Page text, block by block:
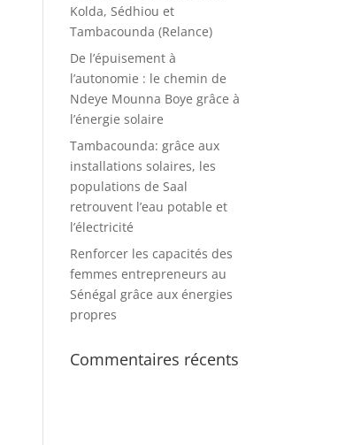
Kolda, Sédhiou et
Tambacounda (Relance)
De l’épuisement à
l’autonomie : le chemin de
Ndeye Mounna Boye grâce à
l’énergie solaire
Tambacounda: grâce aux
installations solaires, les
populations de Saal
retrouvent l’eau potable et
l’électricité
Renforcer les capacités des
femmes entrepreneurs au
Sénégal grâce aux énergies
propres
Commentaires récents